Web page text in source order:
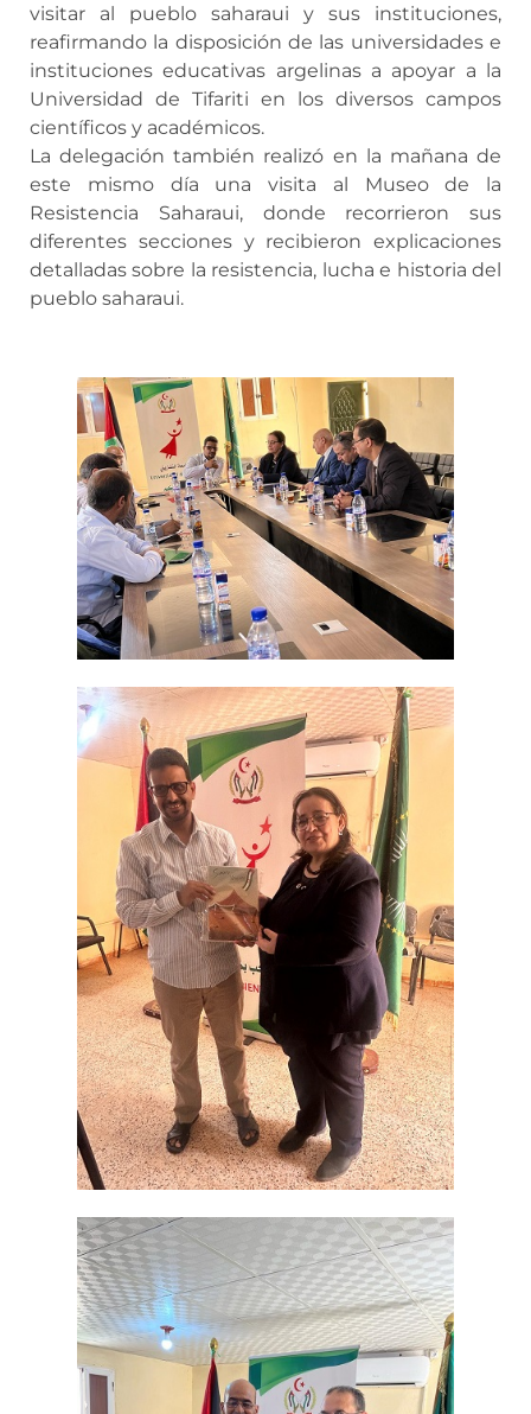
visitar al pueblo saharaui y sus instituciones,
reafirmando la disposición de las universidades e
instituciones educativas argelinas a apoyar a la
Universidad de Tifariti en los diversos campos
científicos y académicos.
La delegación también realizó en la mañana de
este mismo día una visita al Museo de la
Resistencia Saharaui, donde recorrieron sus
diferentes secciones y recibieron explicaciones
detalladas sobre la resistencia, lucha e historia del
pueblo saharaui.